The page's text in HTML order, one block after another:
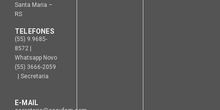
Santa Maria –
RS
TELEFONES
(55) 9.9685-
8572 |
Whatsapp Novo
(55) 3666-2059
| Secretaria
E-MAIL